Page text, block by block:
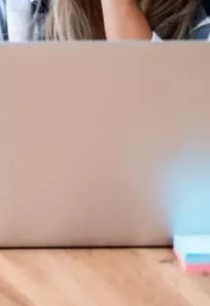
guía práctica que
la oportunidad para darte
para quitar de tu
en el que te visualizas.
habilidad para la vida